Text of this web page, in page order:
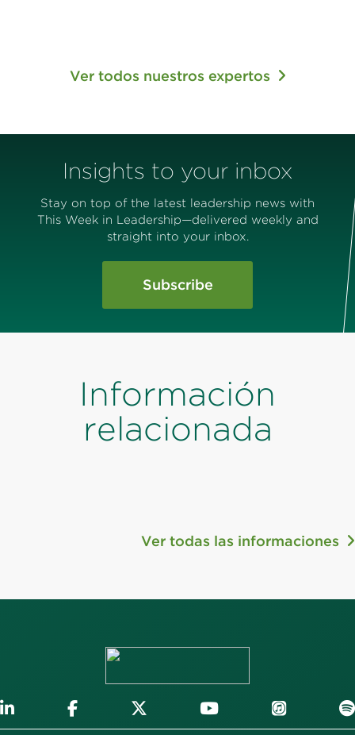
Ver todos nuestros expertos
Insights to your inbox
Stay on top of the latest leadership news with
This Week in Leadership—delivered weekly and
straight into your inbox.
Subscribe
Información
relacionada
Ver todas las informaciones